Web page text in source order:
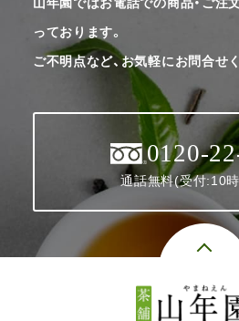
っております。
ご不明点など、お気軽にお問合せ
0120-
通話無料(受付:10